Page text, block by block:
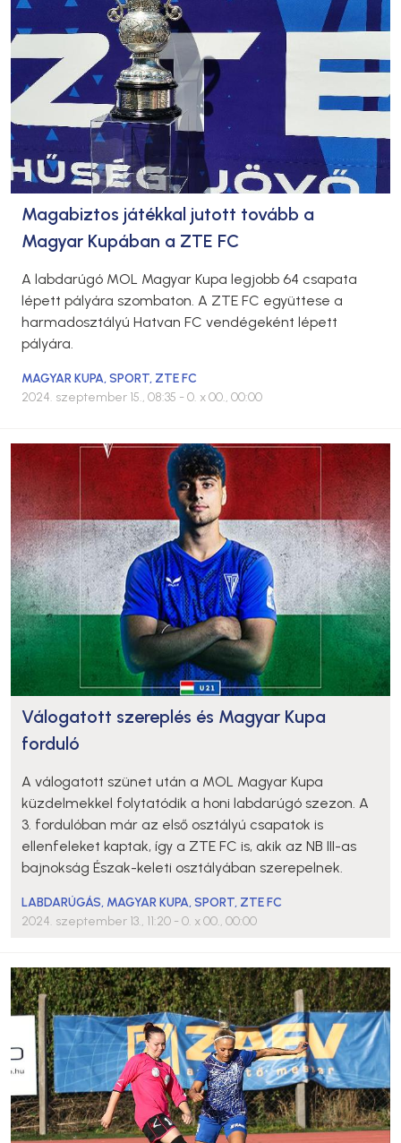
Magabiztos játékkal jutott tovább a
Magyar Kupában a ZTE FC
A labdarúgó MOL Magyar Kupa legjobb 64 csapata
lépett pályára szombaton. A ZTE FC együttese a
harmadosztályú Hatvan FC vendégeként lépett
pályára.
MAGYAR KUPA,SPORT, ZTE FC
2024. szeptember 15., 08:35 - 0. x 00., 00:00
Válogatott szereplés és Magyar Kupa
forduló
A válogatott szünet után a MOL Magyar Kupa
küzdelmekkel folytatódik a honi labdarúgó szezon. A
3. fordulóban már az első osztályú csapatok is
ellenfeleket kaptak, így a ZTE FC is, akik az NB III-as
bajnokság Észak-keleti osztályában szerepelnek.
LABDARÚGÁS, MAGYAR KUPA,SPORT, ZTE FC
2024. szeptember 13., 11:20 - 0. x 00., 00:00